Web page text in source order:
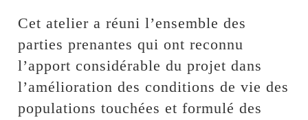
Cet atelier a réuni l’ensemble des
parties prenantes qui ont reconnu
l’apport considérable du projet dans
l’amélioration des conditions de vie des
populations touchées et formulé des